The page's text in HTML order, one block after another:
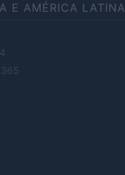
E AMÉRICA LATINA